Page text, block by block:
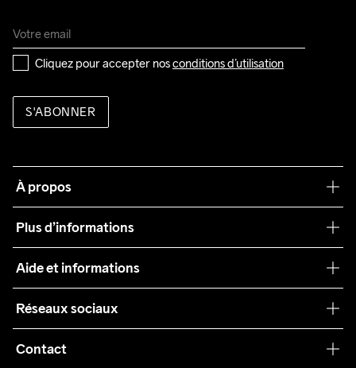
Cliquez pour accepter nos conditions d’utilisation
S'ABONNER
À propos
Plus d’informations
Teamwear
Durabilité
Collaborations
Aide et informations
Conditions générales
Retours
Réseaux sociaux
Contact